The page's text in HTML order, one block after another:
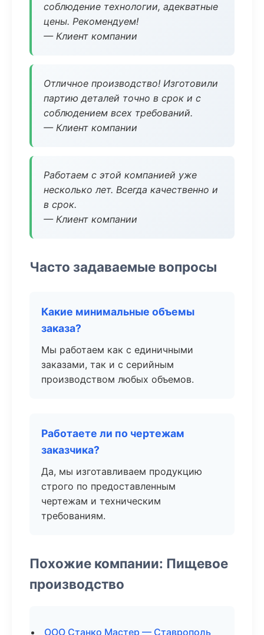
соблюдение технологии, адекватные
цены. Рекомендуем!
— Клиент компании
Отличное производство! Изготовили
партию деталей точно в срок и с
соблюдением всех требований.
— Клиент компании
Работаем с этой компанией уже
несколько лет. Всегда качественно и
в срок.
— Клиент компании
Часто задаваемые вопросы
Какие минимальные объемы
заказа?
Мы работаем как с единичными
заказами, так и с серийным
производством любых объемов.
Работаете ли по чертежам
заказчика?
Да, мы изготавливаем продукцию
строго по предоставленным
чертежам и техническим
требованиям.
Похожие компании: Пищевое
производство
ООО Станко Мастер — Ставрополь